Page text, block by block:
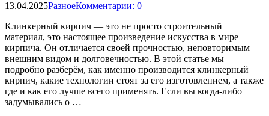
13.04.2025РазноеКомментарии: 0
Клинкерный кирпич — это не просто строительный
материал, это настоящее произведение искусства в мире
кирпича. Он отличается своей прочностью, неповторимым
внешним видом и долговечностью. В этой статье мы
подробно разберём, как именно производится клинкерный
кирпич, какие технологии стоят за его изготовлением, а также
где и как его лучше всего применять. Если вы когда-либо
задумывались о …